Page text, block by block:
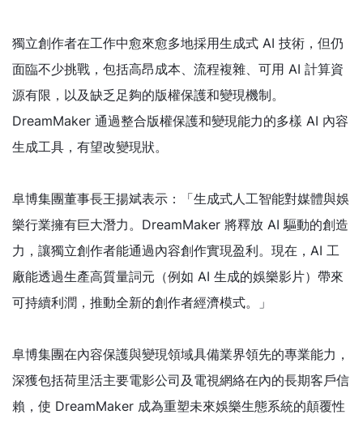
獨立創作者在工作中愈來愈多地採用生成式 AI 技術，但仍
面臨不少挑戰，包括高昂成本、流程複雜、可用 AI 計算資
源有限，以及缺乏足夠的版權保護和變現機制。
DreamMaker 通過整合版權保護和變現能力的多樣 AI 內容
生成工具，有望改變現狀。
阜博集團董事長王揚斌表示：「生成式人工智能對媒體與娛
樂行業擁有巨大潛力。DreamMaker 將釋放 AI 驅動的創造
力，讓獨立創作者能通過內容創作實現盈利。現在，AI 工
廠能透過生產高質量詞元（例如 AI 生成的娛樂影片）帶來
可持續利潤，推動全新的創作者經濟模式。」
阜博集團在內容保護與變現領域具備業界領先的專業能力，
深獲包括荷里活主要電影公司及電視網絡在內的長期客戶信
賴，使 DreamMaker 成為重塑未來娛樂生態系統的顛覆性